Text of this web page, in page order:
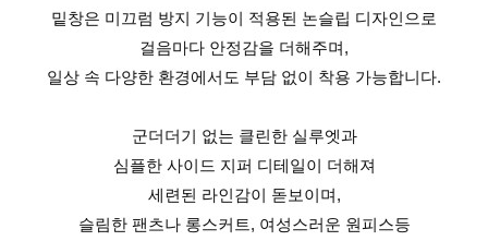
밑창은 미끄럼 방지 기능이 적용된 논슬립 디자인으로
걸음마다 안정감을 더해주며,
일상 속 다양한 환경에서도 부담 없이 착용 가능합니다.
군더더기 없는 클린한 실루엣과
심플한 사이드 지퍼 디테일이 더해져
세련된 라인감이 돋보이며,
슬림한 팬츠나 롱스커트, 여성스러운 원피스등